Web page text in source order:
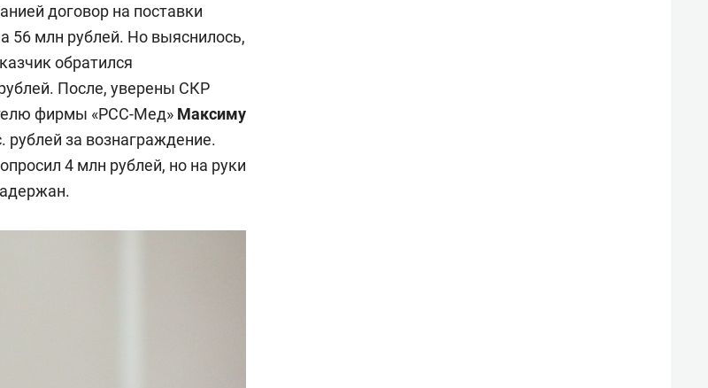
договор на поставки
56 млн рублей. Но выяснилось,
обратился
После, уверены СКР
фирмы «РСС-Мед» Максиму
рублей за вознаграждение.
4 млн рублей, но на руки